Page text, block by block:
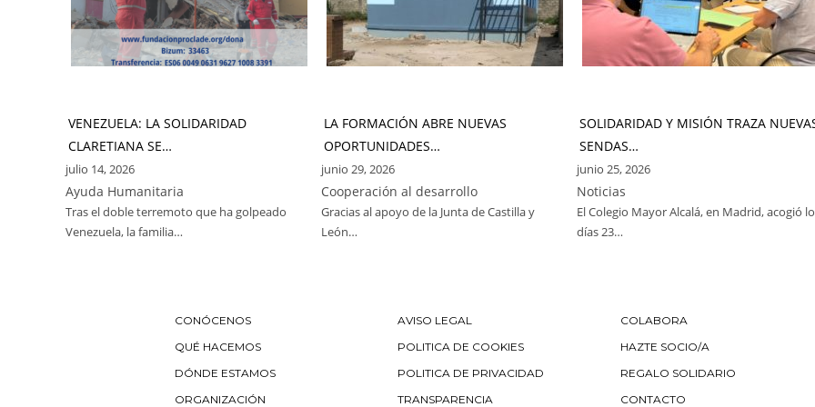
VENEZUELA: LA SOLIDARIDAD
CLARETIANA SE…
julio 14, 2026
Ayuda Humanitaria
Tras el doble terremoto que ha golpeado
Venezuela, la familia…
LA FORMACIÓN ABRE NUEVAS
OPORTUNIDADES…
junio 29, 2026
Cooperación al desarrollo
Gracias al apoyo de la Junta de Castilla y
León…
SOLIDARIDAD Y MISIÓN TRAZA
SENDAS…
junio 25, 2026
Noticias
El Colegio Mayor Alcalá, en Madrid, acogió
días 23…
CONÓCENOS
QUÉ HACEMOS
DÓNDE ESTAMOS
ORGANIZACIÓN
AVISO LEGAL
POLITICA DE COOKIES
POLITICA DE PRIVACIDAD
TRANSPARENCIA
COLABORA
HAZTE SOCIO/A
REGALO SOLIDARIO
CONTACTO